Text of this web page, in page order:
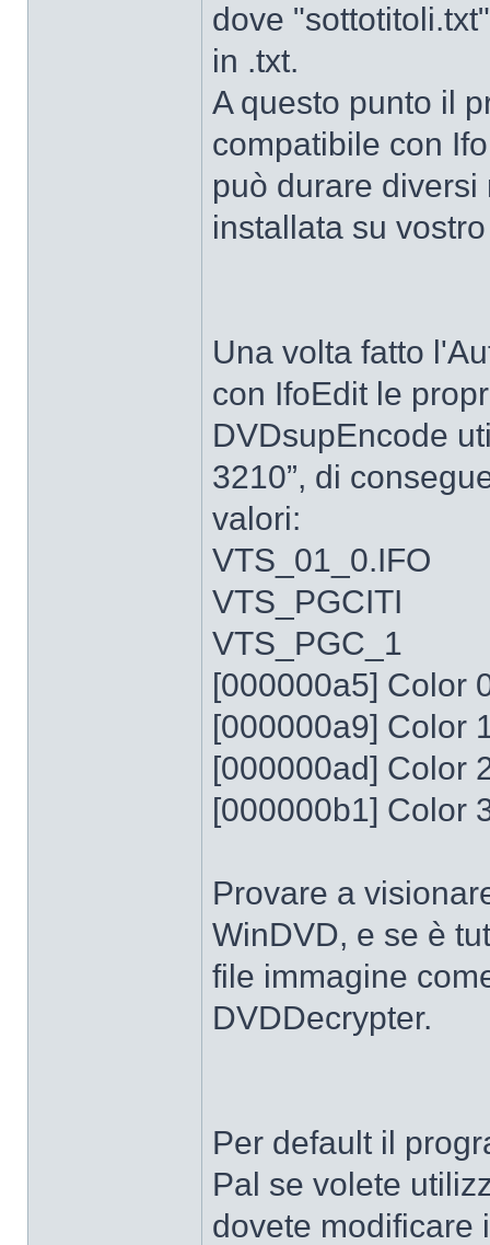
dove
in .txt.
A questo punto il
compatibile con
può durare
installata su
Una volta fatto
con IfoEdit le
DVDsupEncode
3210”, di
valori:
VTS_01_0.IFO
VTS_PGCITI
VTS_PGC_1
[000000a5] Color
[000000a9] Color
[000000ad] Color
[000000b1] Color
Provare a
WinDVD, e se è
file immagine
DVDDecrypter.
Per default il
Pal se volete
dovete modificare